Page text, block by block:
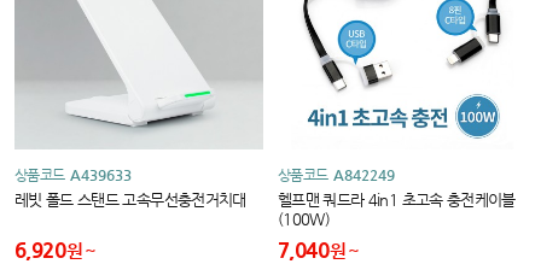
상품코드 A439633
레빗 폴드 스탠드 고속무선충전거치대
6,920원
상품코드 A842249
헬프맨 쿼드라 4in1 초고속 충전케이블
(100W)
7,040원